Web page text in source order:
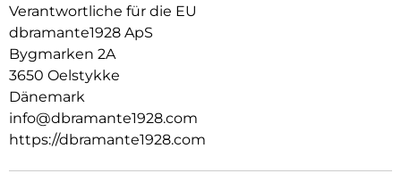
Verantwortliche für die EU
dbramante1928 ApS
Bygmarken 2A
3650 Oelstykke
Dänemark
info@dbramante1928.com
https://dbramante1928.com